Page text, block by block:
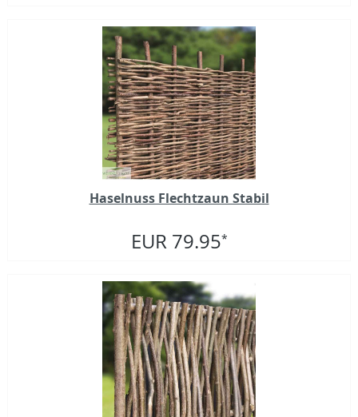
Haselnuss Flechtzaun Stabil
EUR 79.95*